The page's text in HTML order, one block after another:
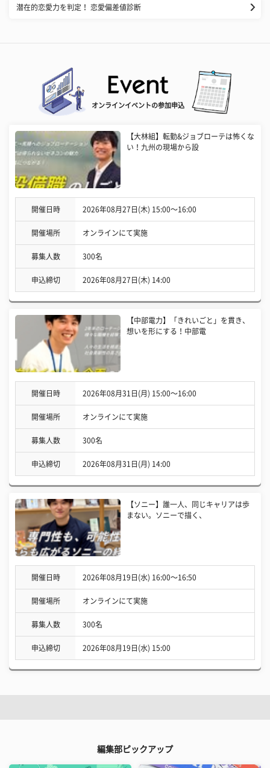
潜在的恋愛力を判定！ 恋愛偏差値診断
オンラインイベントの参加申込
【大林組】転勤&ジョブローテは怖くな
い！九州の現場から設
開催日時 2026年08月27日(木) 15:00〜16:00
開催場所 オンラインにて実施
募集人数 300名
申込締切 2026年08月27日(木) 14:00
【中部電力】「きれいごと」を貫き、
想いを形にする！中部電
開催日時 2026年08月31日(月) 15:00〜16:00
開催場所 オンラインにて実施
募集人数 300名
申込締切 2026年08月31日(月) 14:00
【ソニー】誰一人、同じキャリアは歩
まない。ソニーで描く、
開催日時 2026年08月19日(水) 16:00〜16:50
開催場所 オンラインにて実施
募集人数 300名
申込締切 2026年08月19日(水) 15:00
編集部ピックアップ